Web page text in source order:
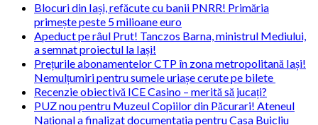
Blocuri din Iași, refăcute cu banii PNRR! Primăria
primește peste 5 milioane euro
Apeduct pe râul Prut! Tanczos Barna, ministrul Mediului,
a semnat proiectul la Iași!
Prețurile abonamentelor CTP în zona metropolitană Iași!
Nemulțumiri pentru sumele uriașe cerute pe bilete
Recenzie obiectivă ICE Casino – merită să jucați?
PUZ nou pentru Muzeul Copiilor din Păcurari! Ateneul
Național a finalizat documentația pentru Casa Buicliu